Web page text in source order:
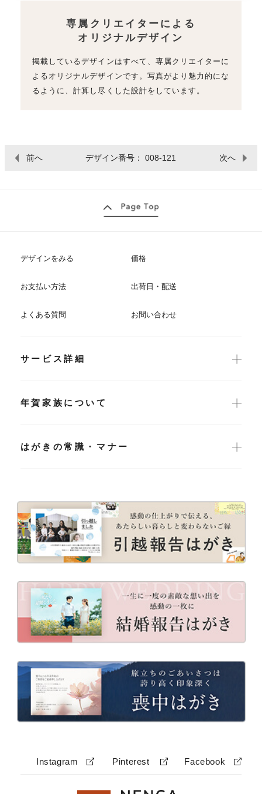
専属クリエイターによる
オリジナルデザイン
掲載しているデザインはすべて、専属クリエイターに
よるオリジナルデザインです。写真がより魅力的にな
るように、計算し尽くした設計をしています。
前へ デザイン番号： 008-121 次へ
デザインをみる 価格
お支払い方法 出荷日・配送
よくある質問 お問い合わせ
サービス詳細
年賀家族について
はがきの常識・マナー
Instagram Pinterest Facebook